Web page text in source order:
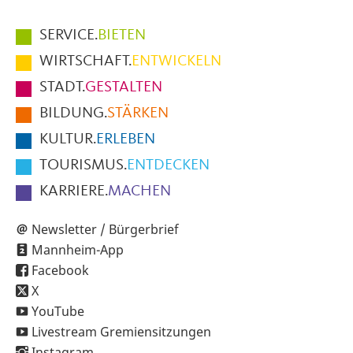
Hauptmenüpunkte
im
Fußbereich
der
Seite
SERVICE.BIETEN
WIRTSCHAFT.ENTWICKELN
STADT.GESTALTEN
BILDUNG.STÄRKEN
KULTUR.ERLEBEN
TOURISMUS.ENTDECKEN
KARRIERE.MACHEN
Newsletter / Bürgerbrief
Mannheim-App
Facebook
X
YouTube
Livestream Gremiensitzungen